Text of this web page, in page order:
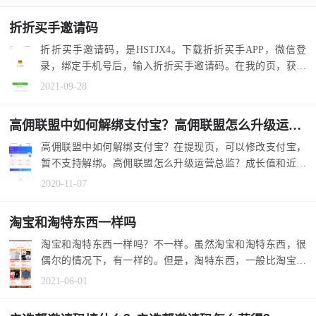
折折买手邀请码
折折买手邀请码，是HSTJX4。下载折折买手APP，微信登
录，绑定手机号后，输入折折买手邀请码。在我的页，获得
自己邀请码。 1....
2021-09-28
高佣联盟中如何解绑支付宝？高佣联盟怎么升级运营总监？
高佣联盟中如何解绑支付宝？在提现页，可以修改支付宝，
暂不支持解绑。高佣联盟怎么升级运营总监？成长值和近30
天收益，达到...
2020-11-07
淘宝和淘特东西一样吗
淘宝和淘特东西一样吗？不一样。虽然淘宝和淘特东西，很
偶尔的情况下，有一样的。但是，淘特东西，一般比淘宝便
宜，性价比高...
2021-06-01